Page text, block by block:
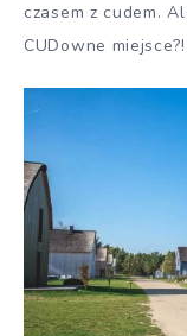
czasem z cudem.
CUDowne miejsce?!